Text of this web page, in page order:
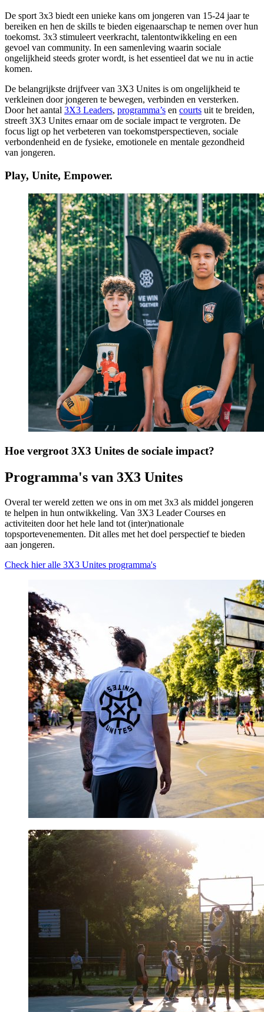
De sport 3x3 biedt een unieke kans om jongeren van 15-24 jaar te
bereiken en hen de skills te bieden eigenaarschap te nemen over hun
toekomst. 3x3 stimuleert veerkracht, talentontwikkeling en een
gevoel van community. In een samenleving waarin sociale
ongelijkheid steeds groter wordt, is het essentieel dat we nu in actie
komen.
De belangrijkste drijfveer van 3X3 Unites is om ongelijkheid te
verkleinen door jongeren te bewegen, verbinden en versterken.
Door het aantal 3X3 Leaders, programma’s en courts uit te breiden,
streeft 3X3 Unites ernaar om de sociale impact te vergroten. De
focus ligt op het verbeteren van toekomstperspectieven, sociale
verbondenheid en de fysieke, emotionele en mentale gezondheid
van jongeren.
Play, Unite, Empower.
Hoe vergroot 3X3 Unites de sociale impact?
Programma's van 3X3 Unites
Overal ter wereld zetten we ons in om met 3x3 als middel jongeren
te helpen in hun ontwikkeling. Van 3X3 Leader Courses en
activiteiten door het hele land tot (inter)nationale
topsportevenementen. Dit alles met het doel perspectief te bieden
aan jongeren.
Check hier alle 3X3 Unites programma's